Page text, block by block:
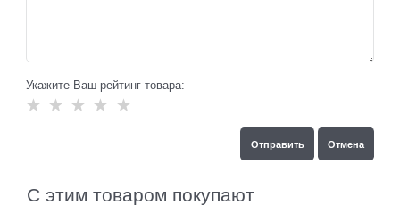
Укажите Ваш рейтинг товара:
С этим товаром покупают